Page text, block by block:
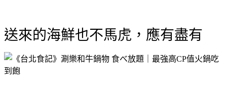
送來的海鮮也不馬虎，應有盡有